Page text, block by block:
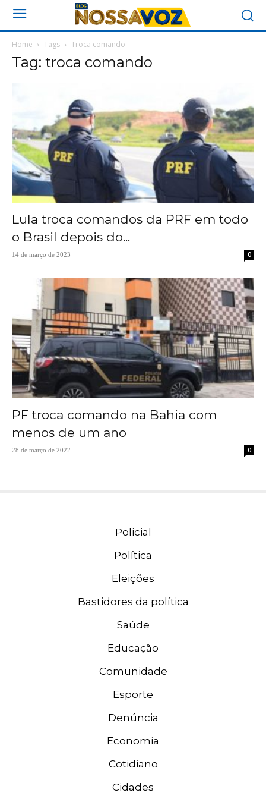
Home Tags Troca comando
Tag: troca comando
Lula troca comandos da PRF em todo
o Brasil depois do...
14 de março de 2023 0
PF troca comando na Bahia com
menos de um ano
28 de março de 2022 0
Policial
Política
Eleições
Bastidores da política
Saúde
Educação
Comunidade
Esporte
Denúncia
Economia
Cotidiano
Cidades